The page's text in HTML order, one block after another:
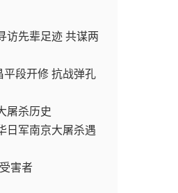
访先辈足迹 共谋两
平段开修 抗战弹孔
屠杀历史
日军南京大屠杀遇
害者